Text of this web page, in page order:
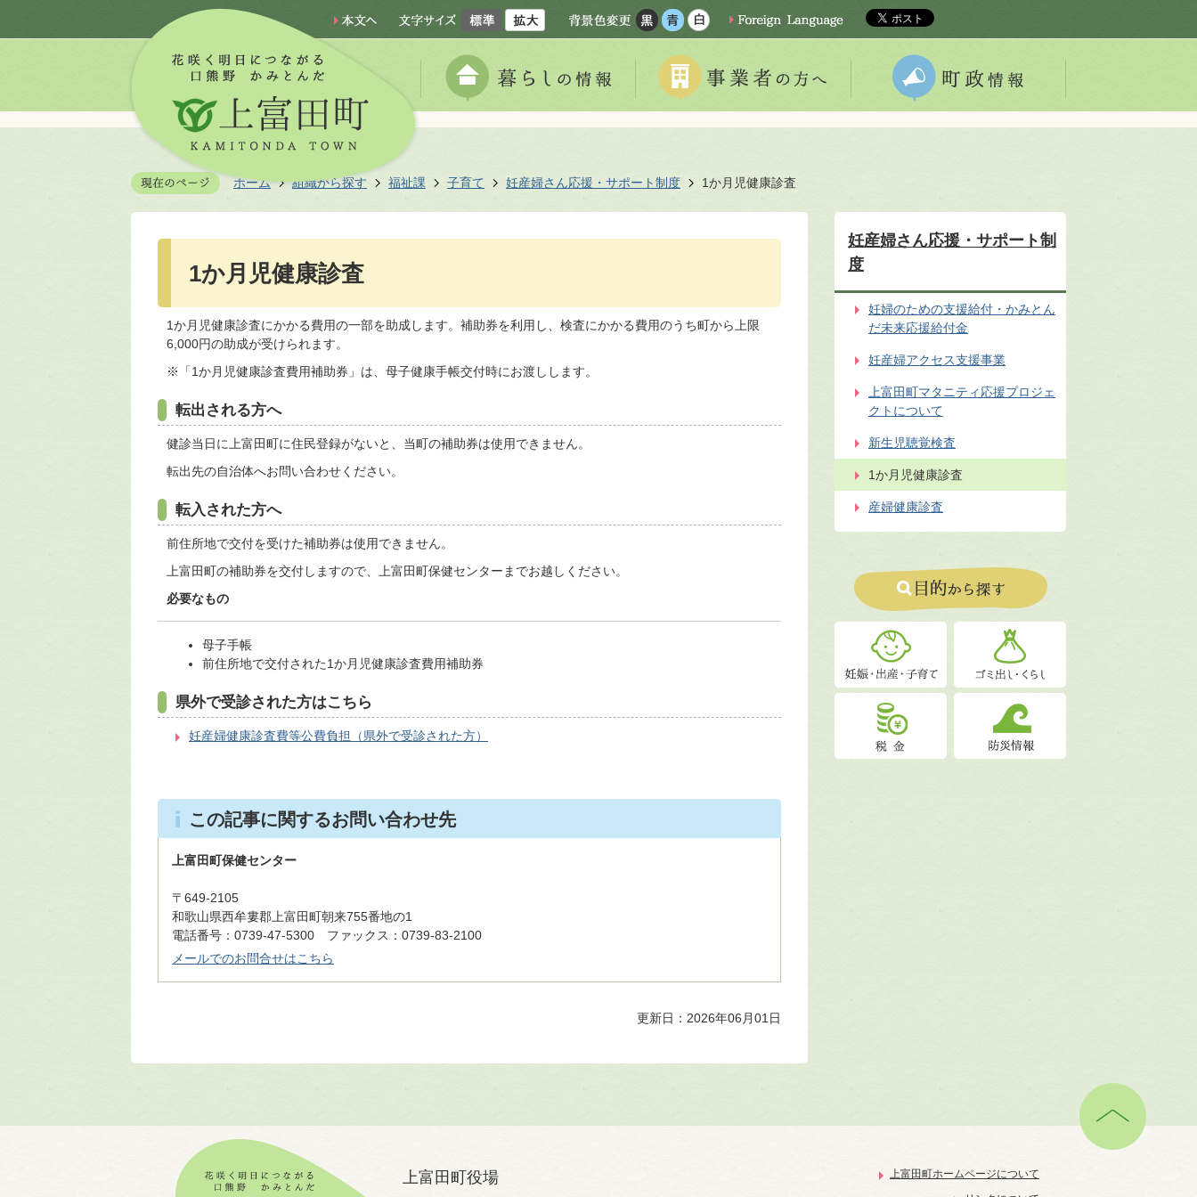
ホーム 組織から探す 福祉課 子育て 妊産婦さん応援・サポート制度 1か月児健康診査
1か月児健康診査
1か月児健康診査にかかる費用の一部を助成します。補助券を利用し、検査にかかる費用のうち町から上限
6,000円の助成が受けられます。
※「1か月児健康診査費用補助券」は、母子健康手帳交付時にお渡しします。
転出される方へ
健診当日に上富田町に住民登録がないと、当町の補助券は使用できません。
転出先の自治体へお問い合わせください。
転入された方へ
前住所地で交付を受けた補助券は使用できません。
上富田町の補助券を交付しますので、上富田町保健センターまでお越しください。
必要なもの
母子手帳
前住所地で交付された1か月児健康診査費用補助券
県外で受診された方はこちら
妊産婦健康診査費等公費負担（県外で受診された方）
この記事に関するお問い合わせ先
上富田町保健センター
〒649-2105
和歌山県西牟婁郡上富田町朝来755番地の1
電話番号：0739-47-5300 ファックス：0739-83-2100
メールでのお問合せはこちら
更新日：2026年06月01日
妊産婦さん応援・サポート制
度
妊婦のための支援給付・かみとん
だ未来応援給付金
妊産婦アクセス支援事業
上富田町マタニティ応援プロジェ
クトについて
新生児聴覚検査
1か月児健康診査
産婦健康診査
上富田町役場
上富田町ホームページについて